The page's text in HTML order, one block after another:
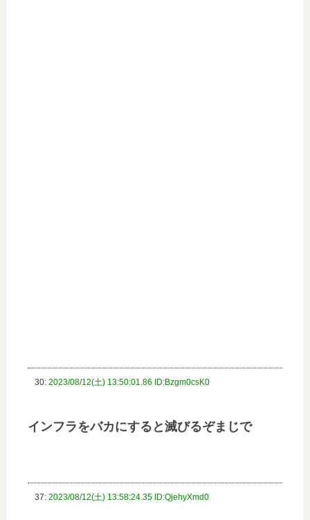
30: 2023/08/12(土) 13:50:01.86 ID:Bzgm0csK0
インフラをバカにすると滅びるぞまじで
37: 2023/08/12(土) 13:58:24.35 ID:QjehyXmd0